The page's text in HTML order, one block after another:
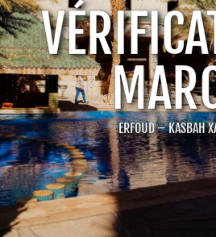
ERFOUD – KASBAH